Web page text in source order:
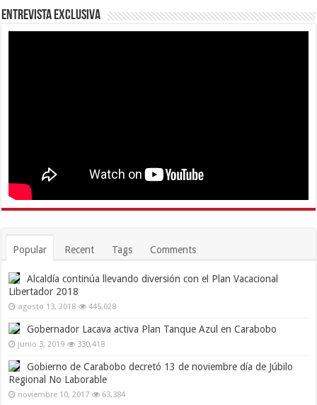
Entrevista Exclusiva
Popular Recent Tags Comments
Alcaldía continúa llevando diversión con el Plan Vacacional
Libertador 2018
agosto 13, 2018 445,028
Gobernador Lacava activa Plan Tanque Azul en Carabobo
junio 3, 2019 330,418
Gobierno de Carabobo decretó 13 de noviembre día de Júbilo
Regional No Laborable
noviembre 10, 2017 63,384